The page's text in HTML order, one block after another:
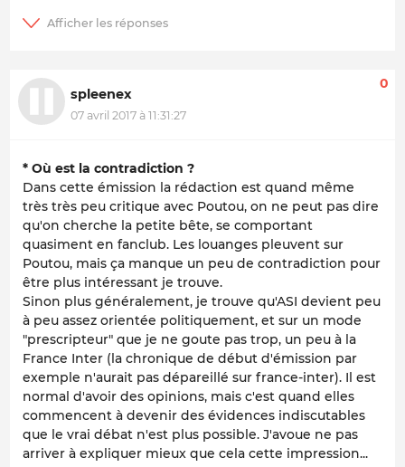
spleenex
07 avril 2017 à 11:31:27
0
* Où est la contradiction ?
Dans cette émission la rédaction est quand même
très très peu critique avec Poutou, on ne peut pas dire
qu'on cherche la petite bête, se comportant
quasiment en fanclub. Les louanges pleuvent sur
Poutou, mais ça manque un peu de contradiction pour
être plus intéressant je trouve.
Sinon plus généralement, je trouve qu'ASI devient peu
à peu assez orientée politiquement, et sur un mode
"prescripteur" que je ne goute pas trop, un peu à la
France Inter (la chronique de début d'émission par
exemple n'aurait pas dépareillé sur france-inter). Il est
normal d'avoir des opinions, mais c'est quand elles
commencent à devenir des évidences indiscutables
que le vrai débat n'est plus possible. J'avoue ne pas
arriver à expliquer mieux que cela cette impression...